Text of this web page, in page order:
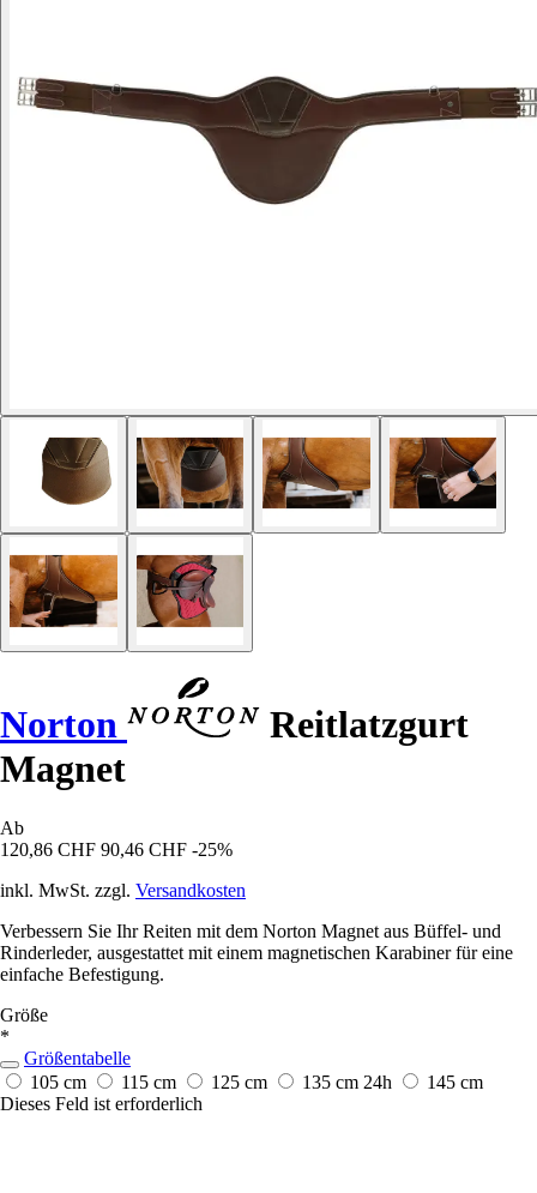
Norton
Reitlatzgurt
Magnet
Ab
120,86 CHF 90,46 CHF -25%
inkl. MwSt. zzgl. Versandkosten
Verbessern Sie Ihr Reiten mit dem Norton Magnet aus Büffel- und
Rinderleder, ausgestattet mit einem magnetischen Karabiner für eine
einfache Befestigung.
Größe
*
Größentabelle
105 cm
115 cm 125 cm 135 cm 24h
145 cm
Dieses Feld ist erforderlich